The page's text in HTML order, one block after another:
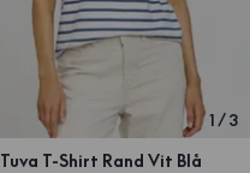
1/3
Tuva T-Shirt Rand Vit Blå